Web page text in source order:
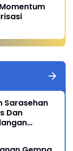
Sarasehan
Dan